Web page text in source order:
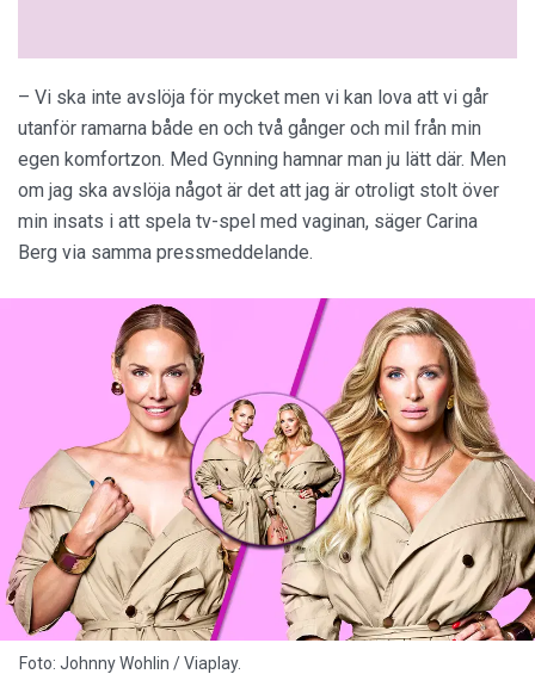
– Vi ska inte avslöja för mycket men vi kan lova att vi går
utanför ramarna både en och två gånger och mil från min
egen komfortzon. Med Gynning hamnar man ju lätt där. Men
om jag ska avslöja något är det att jag är otroligt stolt över
min insats i att spela tv-spel med vaginan, säger Carina
Berg via samma pressmeddelande.
Foto: Johnny Wohlin / Viaplay.